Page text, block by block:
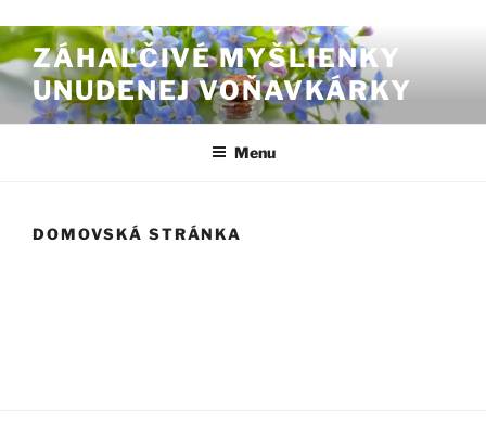
ZÁHAĽČIVÉ MYŠLIENKY
UNUDENEJ VOŇAVKÁRKY
Menu
DOMOVSKÁ STRÁNKA